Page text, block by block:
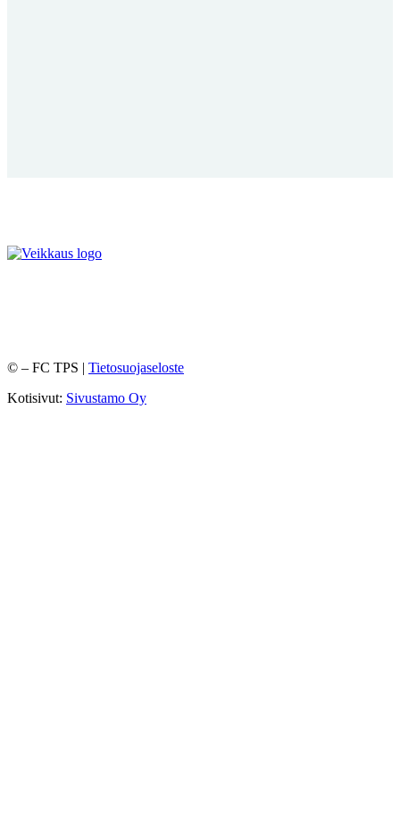
© – FC TPS | Tietosuojaseloste
Kotisivut: Sivustamo Oy